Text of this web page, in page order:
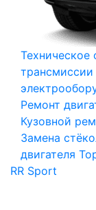
Техническое
трансмиссии
Ремонт
Кузовной
Замена
двигателя
RR Sport